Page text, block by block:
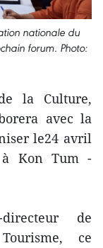
nationale du
forum. Photo:
la Culture,
avec la
le24 avril
Kon Tum -
de
ce